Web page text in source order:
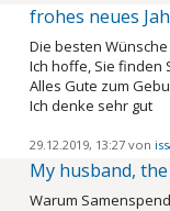
frohes neues
Die besten
Ich hoffe, Sie finden
Alles Gute zum
Ich denke sehr gut
29.12.2019, 13:27 von
My husband,
Warum